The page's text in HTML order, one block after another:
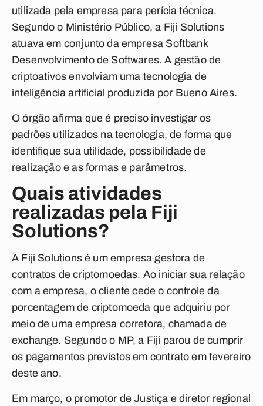
utilizada pela empresa para perícia técnica.
Segundo o Ministério Público, a Fiji Solutions
atuava em conjunto da empresa Softbank
Desenvolvimento de Softwares. A gestão de
criptoativos envolviam uma tecnologia de
inteligência artificial produzida por Bueno Aires.
O órgão afirma que é preciso investigar os
padrões utilizados na tecnologia, de forma que
identifique sua utilidade, possibilidade de
realização e as formas e parâmetros.
Quais atividades
realizadas pela Fiji
Solutions?
A Fiji Solutions é um empresa gestora de
contratos de criptomoedas. Ao iniciar sua relação
com a empresa, o cliente cede o controle da
porcentagem de criptomoeda que adquiriu por
meio de uma empresa corretora, chamada de
exchange. Segundo o MP, a Fiji parou de cumprir
os pagamentos previstos em contrato em fevereiro
deste ano.
Em março, o promotor de Justiça e diretor regional